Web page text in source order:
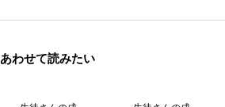
あわせて読みたい